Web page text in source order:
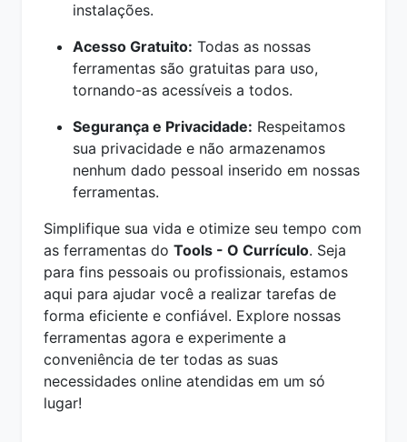
instalações.
Acesso Gratuito: Todas as nossas
ferramentas são gratuitas para uso,
tornando-as acessíveis a todos.
Segurança e Privacidade: Respeitamos
sua privacidade e não armazenamos
nenhum dado pessoal inserido em nossas
ferramentas.
Simplifique sua vida e otimize seu tempo com
as ferramentas do Tools - O Currículo. Seja
para fins pessoais ou profissionais, estamos
aqui para ajudar você a realizar tarefas de
forma eficiente e confiável. Explore nossas
ferramentas agora e experimente a
conveniência de ter todas as suas
necessidades online atendidas em um só
lugar!